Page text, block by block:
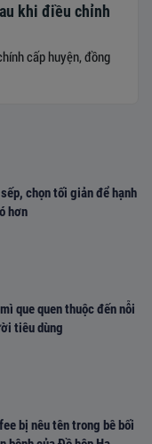
khi điều chỉnh
cấp huyện, đồng
chọn tối giản để hạnh
hơn
que quen thuộc đến nỗi
tiêu dùng
bị nêu tên trong bê bối